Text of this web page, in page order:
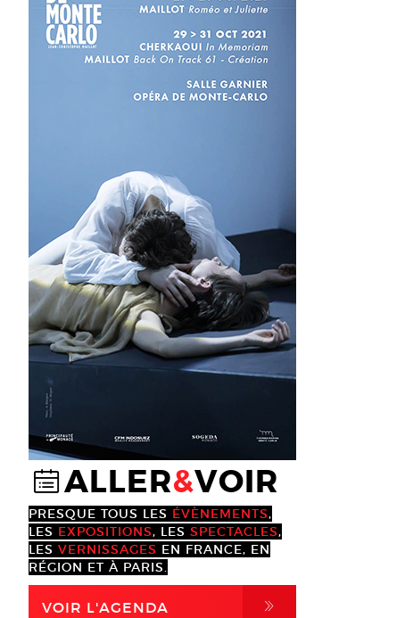
@ALLER&VOIR
PRESQUE TOUS LES ÉVÈNEMENTS,
LES EXPOSITIONS, LES SPECTACLES,
LES VERNISSAGES EN FRANCE, EN
RÉGION ET À PARIS.
VOIR L'AGENDA ,